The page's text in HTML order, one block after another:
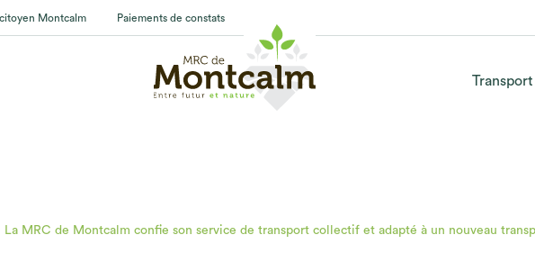
citoyen Montcalm Paiements de constats
La MRC de Montcalm confie son service de transport collectif et adapté à un nouveau